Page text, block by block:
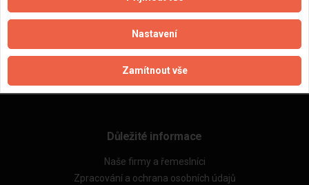
Důležité informace
Naše firmy a řemeslníci
Zpracování a ochrana osobních údajů
Nastavení
Zamítnout vše